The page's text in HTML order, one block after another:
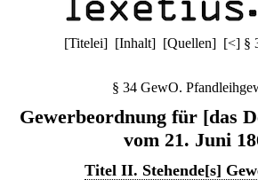
[Titelei] [Inhalt] [Quellen] [<] §
§ 34 GewO.
Gewerbeordnung für [das
vom 21. Juni
Titel II. Stehende[s]